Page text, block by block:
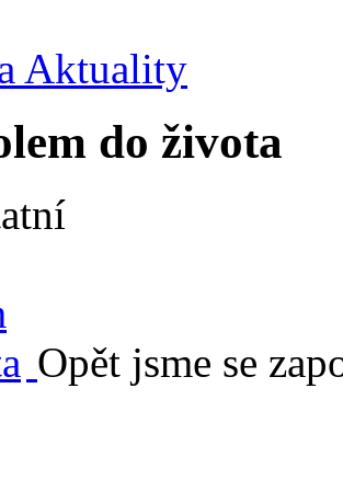
Aktuality
do života
Opět jsme se